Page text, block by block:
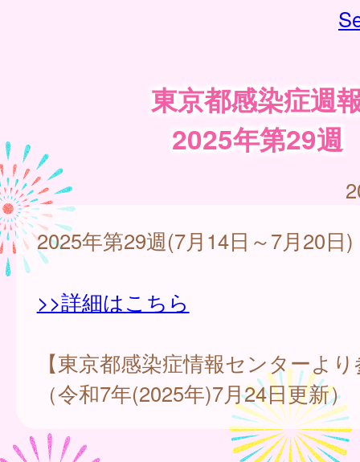
東京都感染症週
2025年第29週
2025年第29週(7月14日～7月20日)
>>詳細はこちら
【東京都感染症情報センターよ
（令和7年(2025年)7月24日更新）